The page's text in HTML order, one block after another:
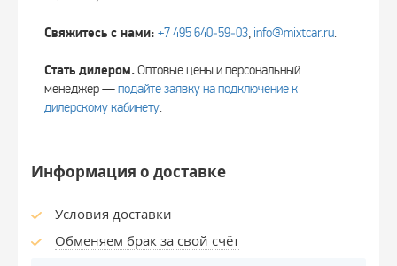
Свяжитесь с нами: +7 495 640‑59‑03, info@mixtcar.ru.
Стать дилером.Оптовые цены и персональный
менеджер —подайте заявку на подключение к
дилерскому кабинету.
Информация о доставке
Условия доставки
Обменяем брак за свой счёт